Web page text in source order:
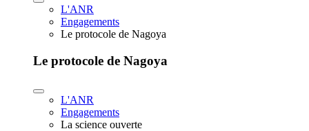
L'ANR
Engagements
Le protocole de Nagoya
Le protocole de Nagoya
L'ANR
Engagements
La science ouverte